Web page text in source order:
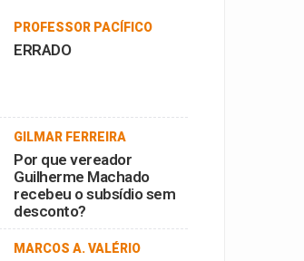
PROFESSOR PACÍFICO
ERRADO
GILMAR FERREIRA
Por que vereador
Guilherme Machado
recebeu o subsídio sem
desconto?
MARCOS A. VALÉRIO